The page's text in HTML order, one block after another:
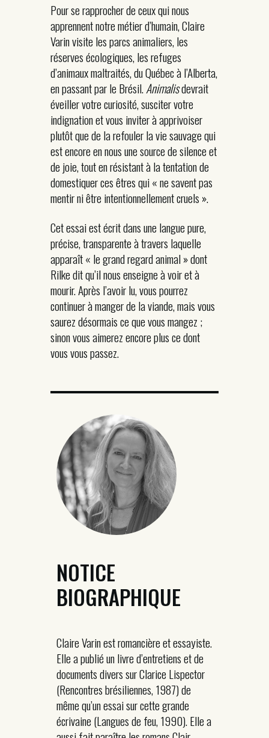
Pour se rapprocher de ceux qui nous
apprennent notre métier d’humain, Claire
Varin visite les parcs animaliers, les
réserves écologiques, les refuges
d’animaux maltraités, du Québec à l’Alberta,
en passant par le Brésil.Animalisdevrait
éveiller votre curiosité, susciter votre
indignation et vous inviter à apprivoiser
plutôt que de la refouler la vie sauvage qui
est encore en nous une source de silence et
de joie, tout en résistant à la tentation de
domestiquer ces êtres qui « ne savent pas
mentir ni être intentionnellement cruels ».
Cet essai est écrit dans une langue pure,
précise, transparente à travers laquelle
apparaît « le grand regard animal » dont
Rilke dit qu’il nous enseigne à voir et à
mourir. Après l’avoir lu, vous pourrez
continuer à manger de la viande, mais vous
saurez désormais ce que vous mangez ;
sinon vous aimerez encore plus ce dont
vous vous passez.
NOTICE
BIOGRAPHIQUE
Claire Varin est romancière et essayiste.
Elle a publié un livre d’entretiens et de
documents divers sur Clarice Lispector
(Rencontres brésiliennes, 1987) de
même qu’un essai sur cette grande
écrivaine (Langues de feu, 1990). Elle a